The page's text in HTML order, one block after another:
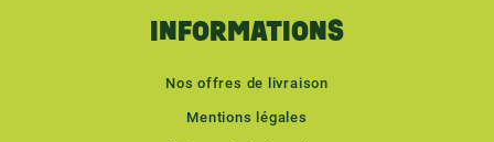
INFORMATIONS
Nos offres de livraison
Mentions légales